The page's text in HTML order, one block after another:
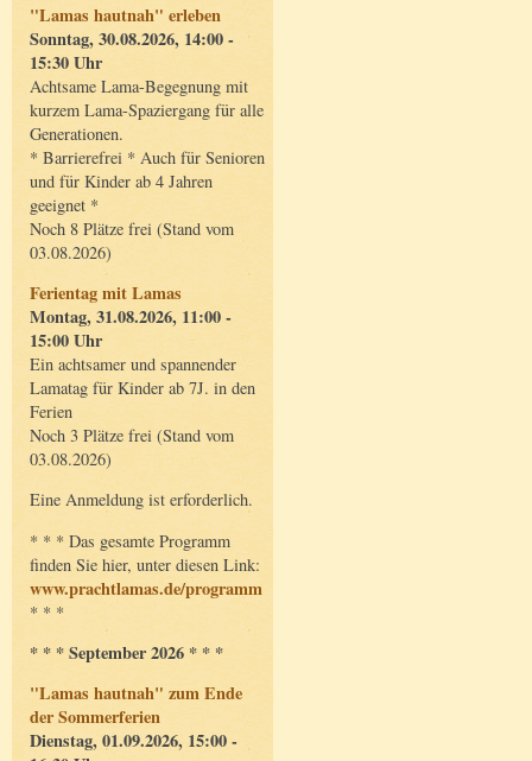
"Lamas hautnah" erleben
Sonntag, 30.08.2026, 14:00 -
15:30 Uhr
Achtsame Lama-Begegnung mit
kurzem Lama-Spaziergang für alle
Generationen.
* Barrierefrei * Auch für Senioren
und für Kinder ab 4 Jahren
geeignet *
Noch 8 Plätze frei (Stand vom
03.08.2026)
Ferientag mit Lamas
Montag, 31.08.2026, 11:00 -
15:00 Uhr
Ein achtsamer und spannender
Lamatag für Kinder ab 7J. in den
Ferien
Noch 3 Plätze frei (Stand vom
03.08.2026)
Eine Anmeldung ist erforderlich.
* * * Das gesamte Programm
finden Sie hier, unter diesen Link:
www.prachtlamas.de/programm
* * *
* * * September 2026 * * *
"Lamas hautnah" zum Ende
der Sommerferien
Dienstag, 01.09.2026, 15:00 -